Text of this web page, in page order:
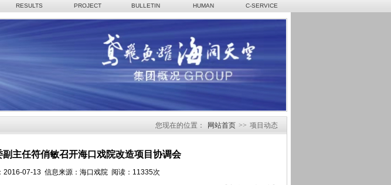
RESULTS PROJECT BULLETIN HUMAN C-SERVICE
您现在的位置： 网站首页 >> 项目动态
副主任符俏敏召开海口戏院改造项目协调会
2016-07-13 信息来源：海口戏院 阅读：11335次